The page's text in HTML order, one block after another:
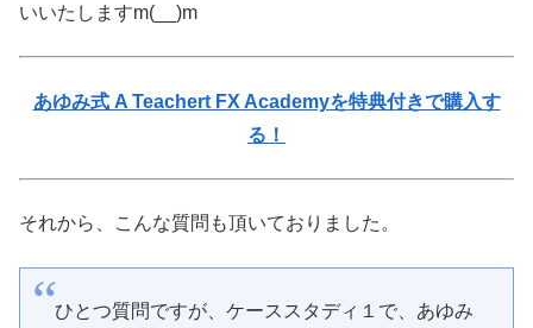
いいたしますm(__)m
あゆみ式 A Teachert FX Academyを特典付きで購入す
る！
それから、こんな質問も頂いておりました。
ひとつ質問ですが、ケーススタディ１で、あゆみ